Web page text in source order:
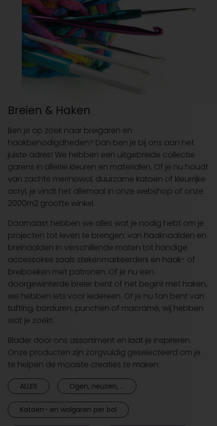
Breien & Haken
Ben je op zoek naar breigaren en
haakbenodigdheden? Dan ben je bij ons aan het
juiste adres! We hebben een uitgebreide collectie
garens in allerlei kleuren en materialen. Of je nu houdt
van zachte merinowol, duurzame katoen of kleurrijke
acryl, je vindt het allemaal in onze webshop of onze
2000m2 grootte winkel.
Daarnaast hebben we alles wat je nodig hebt om je
projecten tot leven te brengen: van haaknaalden en
breinaalden in verschillende maten tot handige
accessoires zoals stekenmarkeerders en haak- of
breiboeken met patronen. Of je nu een
doorgewinterde breier bent of net begint met haken,
we hebben iets voor iedereen. Of je nu fan bent van
tufting, borduren, punchen of macramé, wij hebben
wat je zoekt.
Blader door ons assortiment en laat je inspireren.
Onze producten zijn zorgvuldig geselecteerd om je
te helpen de mooiste creaties te maken.
ALLES Ogen, neuzen, ...
Katoen- en wolgaren per bol